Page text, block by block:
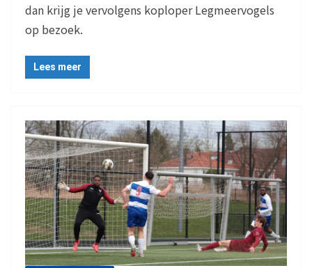
dan krijg je vervolgens koploper Legmeervogels
op bezoek.
Lees meer